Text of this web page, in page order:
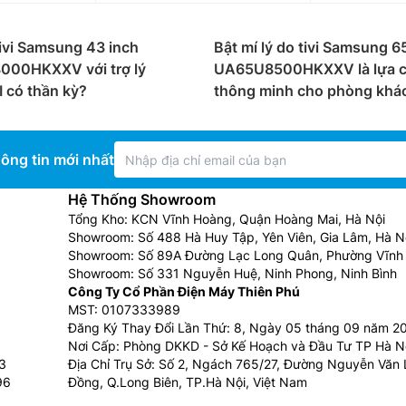
bạn kết nối đồng thời nhiều thiết bị ngoại vi như đầu
ưu điểm là giá thành rẻ, chất lượng hình ảnh tốt
với lớp đèn LED để phát sáng các điểm ảnh trên
làm mờ cục bộ (Local Dimming), sẽ tự động bật/tắt
đen sâu thẳm hơn và mang lại cảm giác chân thực hơn
từ công nghệ đèn nền LED tích hợp trên màn hình LCD,
chiếu ánh sáng qua những điểm ảnh không tự
cấp nhất của Sony, được sử dụng các diode phát sáng
hơn, màu đen sâu hơn, độ sáng và độ tương phản cao
4k, google tv
Samsung 43 inch
với trợ lý
có thần kỳ?
Bật mí lý do tivi Samsung
UA65U8500HKXXV là lựa
thông minh cho phòng
tin mới nhất
Hệ Thống Showroom
Tổng Kho: KCN Vĩnh Hoàng, Quận Hoàng Mai, Hà Nội
Showroom: Số 488 Hà Huy Tập, Yên Viên, Gia Lâm, Hà
Showroom: Số 89A Đường Lạc Long Quân, Phường Vĩnh
Showroom: Số 331 Nguyễn Huệ, Ninh Phong, Ninh Bình
Công Ty Cổ Phần Điện Máy Thiên Phú
MST: 0107333989
Đăng Ký Thay Đổi Lần Thứ: 8, Ngày 05 tháng 09 năm
Nơi Cấp: Phòng DKKD - Sở Kế Hoạch và Đầu Tư TP Hà
Địa Chỉ Trụ Sở: Số 2, Ngách 765/27, Đường Nguyễn Văn
Đồng, Q.Long Biên, TP.Hà Nội, Việt Nam